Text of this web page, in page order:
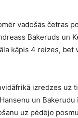
vadošās četras
Bakeruds un
kāpis 4 reizes, bet
izredzes uz
un Bakerudu
uz pēdējo